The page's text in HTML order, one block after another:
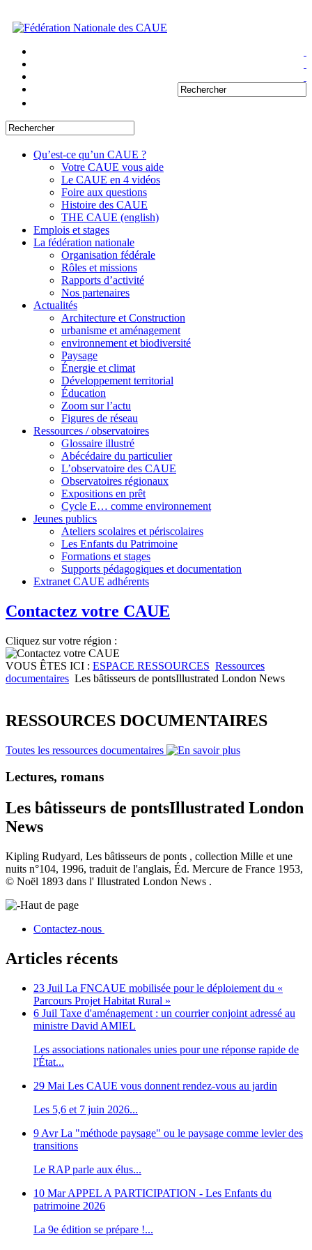
Qu’est-ce qu’un CAUE ?
Votre CAUE vous aide
Le CAUE en 4 vidéos
Foire aux questions
Histoire des CAUE
THE CAUE (english)
Emplois et stages
La fédération nationale
Organisation fédérale
Rôles et missions
Rapports d’activité
Nos partenaires
Actualités
Architecture et Construction
urbanisme et aménagement
environnement et biodiversité
Paysage
Énergie et climat
Développement territorial
Éducation
Zoom sur l’actu
Figures de réseau
Ressources / observatoires
Glossaire illustré
Abécédaire du particulier
L’observatoire des CAUE
Observatoires régionaux
Expositions en prêt
Cycle E… comme environnement
Jeunes publics
Ateliers scolaires et périscolaires
Les Enfants du Patrimoine
Formations et stages
Supports pédagogiques et documentation
Extranet CAUE adhérents
Contactez votre CAUE
Cliquez sur votre région :
VOUS ÊTES ICI : ESPACE RESSOURCES Ressources
documentaires Les bâtisseurs de pontsIllustrated London News
RESSOURCES DOCUMENTAIRES
Toutes les ressources documentaires
Lectures, romans
Les bâtisseurs de pontsIllustrated London
News
Kipling Rudyard, Les bâtisseurs de ponts , collection Mille et une
nuits n°104, 1996, traduit de l'anglais, Éd. Mercure de France 1953,
© Noël 1893 dans l' Illustrated London News .
Haut de page
Contactez-nous
Articles récents
23 Juil La FNCAUE mobilisée pour le déploiement du «
Parcours Projet Habitat Rural »
6 Juil Taxe d'aménagement : un courrier conjoint adressé au
ministre David AMIEL
Les associations nationales unies pour une réponse rapide de
l'État...
29 Mai Les CAUE vous donnent rendez-vous au jardin
Les 5,6 et 7 juin 2026...
9 Avr La "méthode paysage" ou le paysage comme levier des
transitions
Le RAP parle aux élus...
10 Mar APPEL A PARTICIPATION - Les Enfants du
patrimoine 2026
La 9e édition se prépare !...